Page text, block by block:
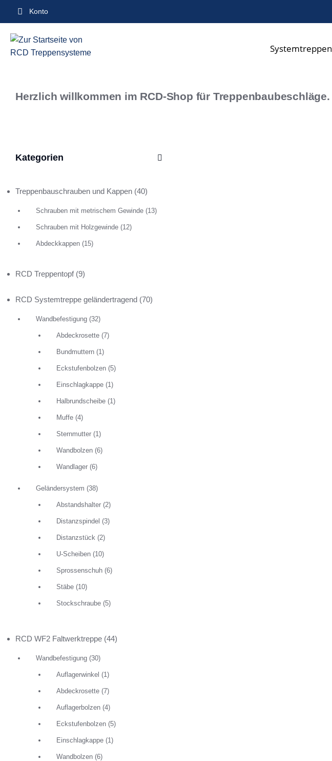
springenKonto
Systemtreppen
Herzlich willkommen im RCD-Shop für Treppenbaubeschläge.
Kategorien
Treppenbauschrauben und Kappen (40)
Schrauben mit metrischem Gewinde (13)
Schrauben mit Holzgewinde (12)
Abdeckkappen (15)
RCD Treppentopf (9)
RCD Systemtreppe geländertragend (70)
Wandbefestigung (32)
Abdeckrosette (7)
Bundmuttern (1)
Eckstufenbolzen (5)
Einschlagkappe (1)
Halbrundscheibe (1)
Muffe (4)
Sternmutter (1)
Wandbolzen (6)
Wandlager (6)
Geländersystem (38)
Abstandshalter (2)
Distanzspindel (3)
Distanzstück (2)
U-Scheiben (10)
Sprossenschuh (6)
Stäbe (10)
Stockschraube (5)
RCD WF2 Faltwerktreppe (44)
Wandbefestigung (30)
Auflagerwinkel (1)
Abdeckrosette (7)
Auflagerbolzen (4)
Eckstufenbolzen (5)
Einschlagkappe (1)
Wandbolzen (6)